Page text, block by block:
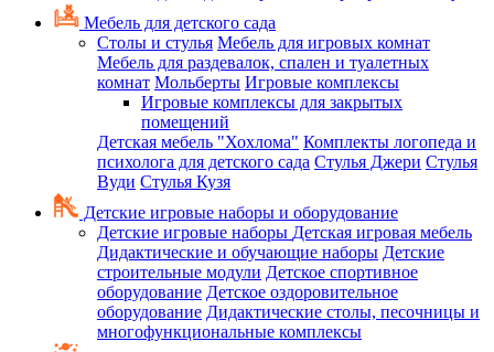
Мебель для детского сада
Столы и стулья Мебель для игровых комнат
Мебель для раздевалок, спален и туалетных
комнат Мольберты Игровые комплексы
Игровые комплексы для закрытых
помещений
Детская мебель "Хохлома" Комплекты логопеда и
психолога для детского сада Стулья Джери Стулья
Вуди Стулья Кузя
Детские игровые наборы и оборудование
Детские игровые наборы Детская игровая мебель
Дидактические и обучающие наборы Детские
строительные модули Детское спортивное
оборудование Детское оздоровительное
оборудование Дидактические столы, песочницы и
многофункциональные комплексы